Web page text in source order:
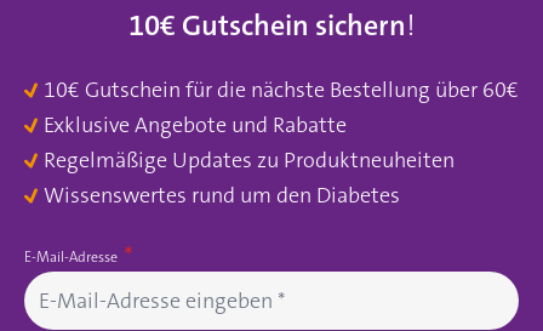
10€ Gutschein sichern!
10€ Gutschein für die nächste Bestellung über 60€
Exklusive Angebote und Rabatte
Regelmäßige Updates zu Produktneuheiten
Wissenswertes rund um den Diabetes
E-Mail-Adresse